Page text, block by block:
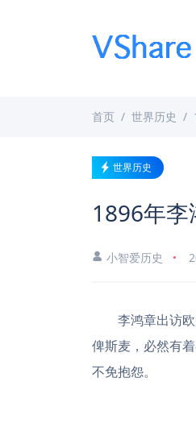
首页 世界历史
世界历史
1896年
小智爱历史
李鸿章出访
俾斯麦，必然有
不免抱怨。